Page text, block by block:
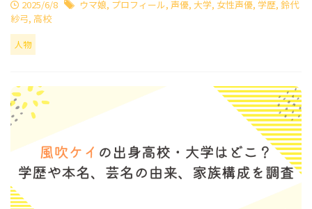
2025/6/8 ウマ娘, プロフィール, 声優, 大学, 女性声優, 学歴, 鈴代
紗弓, 高校
人物